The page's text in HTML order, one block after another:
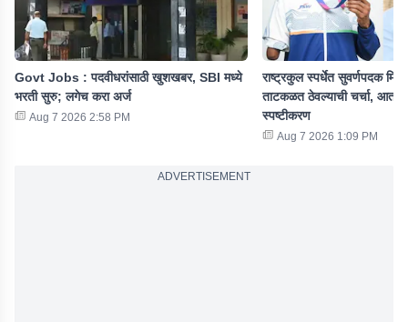
Govt Jobs : पदवीधरांसाठी खुशखबर, SBI मध्ये
भरती सुरु; लगेच करा अर्ज
Aug 7 2026 2:58 PM
राष्ट्रकुल स्पर्धेत सुवर्णपदक
ताटकळत ठेवल्याची चर्चा, आता
स्पष्टीकरण
Aug 7 2026 1:09 PM
ADVERTISEMENT